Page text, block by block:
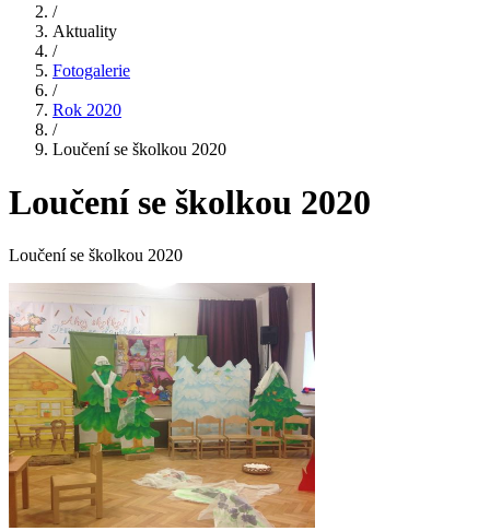
/
Aktuality
/
Fotogalerie
/
Rok 2020
/
Loučení se školkou 2020
Loučení se školkou 2020
Loučení se školkou 2020